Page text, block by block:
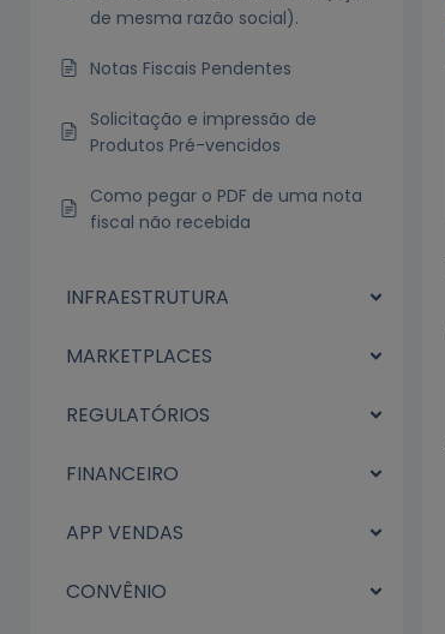
de mesma razão social).
Notas Fiscais Pendentes
Solicitação e impressão de
Produtos Pré-vencidos
Como pegar o PDF de uma nota
fiscal não recebida
INFRAESTRUTURA
MARKETPLACES
REGULATÓRIOS
FINANCEIRO
APP VENDAS
CONVÊNIO